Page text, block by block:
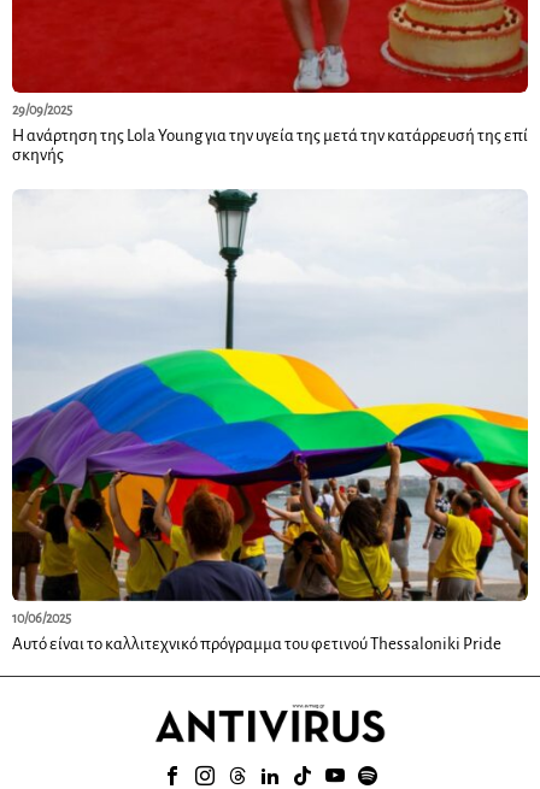
29/09/2025
Η ανάρτηση της Lola Young για την υγεία της μετά την κατάρρευσή της επί
σκηνής
10/06/2025
Αυτό είναι το καλλιτεχνικό πρόγραμμα του φετινού Thessaloniki Pride